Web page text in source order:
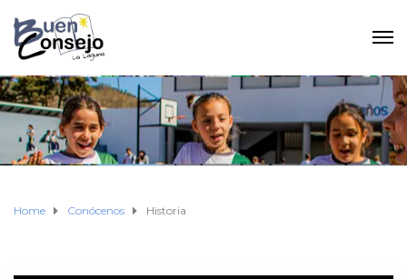
Home Conócenos Historia